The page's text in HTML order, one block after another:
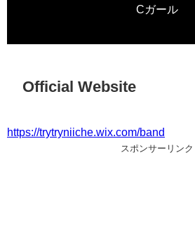
Cガール
Official Website
https://trytryniiche.wix.com/band
スポンサーリンク